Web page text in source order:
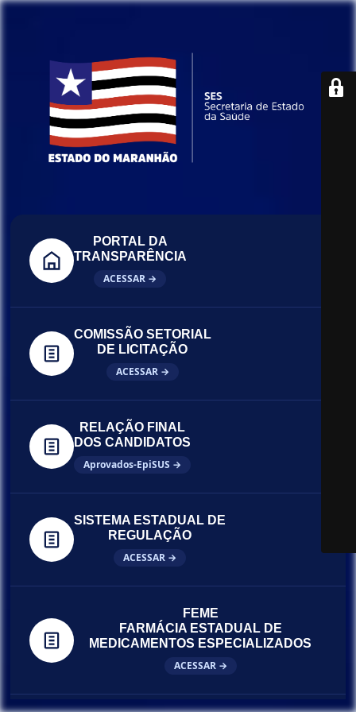
PORTAL DA
TRANSPARÊNCIA
ACESSAR →
COMISSÃO SETORIAL
DE LICITAÇÃO
ACESSAR →
RELAÇÃO FINAL
DOS CANDIDATOS
Aprovados-EpiSUS →
SISTEMA ESTADUAL DE
REGULAÇÃO
ACESSAR →
FEME
FARMÁCIA ESTADUAL DE
MEDICAMENTOS ESPECIALIZADOS
ACESSAR →